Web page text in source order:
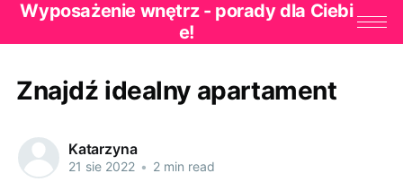
Wyposażenie wnętrz - porady dla Ciebi
e!
Znajdź idealny apartament
Katarzyna
21 sie 2022 • 2 min read